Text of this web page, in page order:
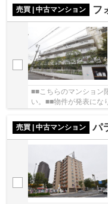
売買 | 中古マンション
フ
■■こちらのマンション
い。■■物件が発表にな
売買 | 中古マンション パ